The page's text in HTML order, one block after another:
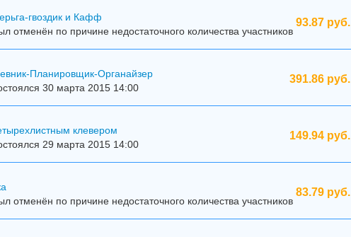
93.87 руб.
гвоздик и Кафф
отменён по причине недостаточного количества участников
391.86 руб.
Планировщик-Органайзер
30 марта 2015 14:00
149.94 руб.
клевером
29 марта 2015 14:00
83.79 руб.
отменён по причине недостаточного количества участников